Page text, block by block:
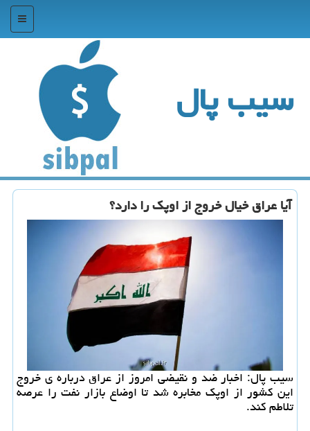
منو
سیب پال
آیا عراق خیال خروج از اوپک را دارد؟
سیب پال: اخبار ضد و نقیضی امروز از عراق درباره ی خروج
این کشور از اوپک مخابره شد تا اوضاع بازار نفت را عرصه
تلاطم کند.